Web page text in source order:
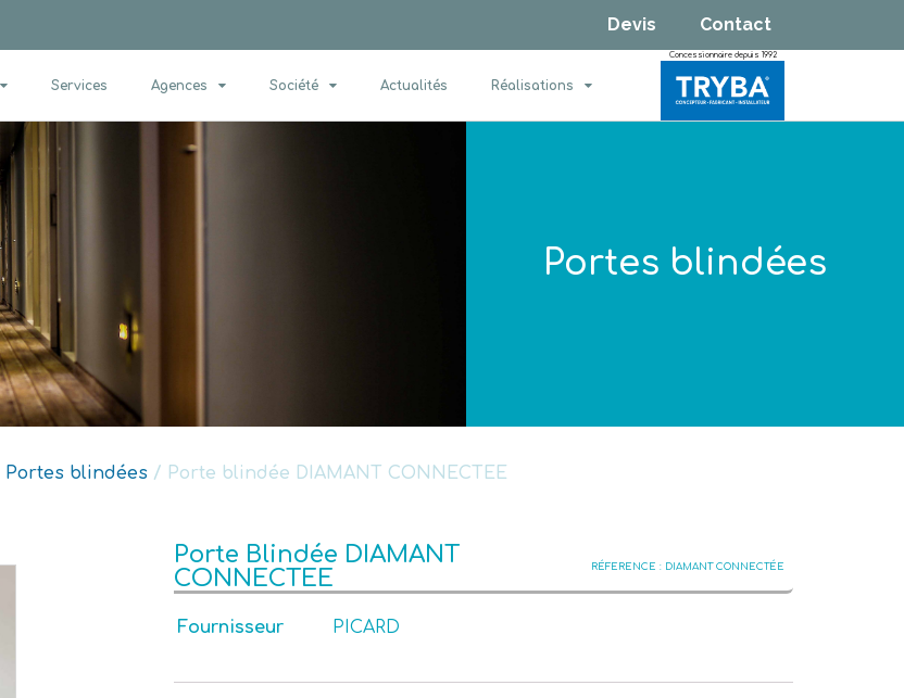
Devis Contact
Services Agences Société Actualités Réalisations
Concessionnaire depuis 1992
Portes blindées
Portes blindées/ Porte blindée DIAMANT CONNECTEE
Porte Blindée DIAMANT
CONNECTEE
DIAMANT CONNECTÉE
Fournisseur PICARD